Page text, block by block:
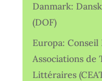
Danmark:
(DOF)
Europa:
Associations de
Littéraires